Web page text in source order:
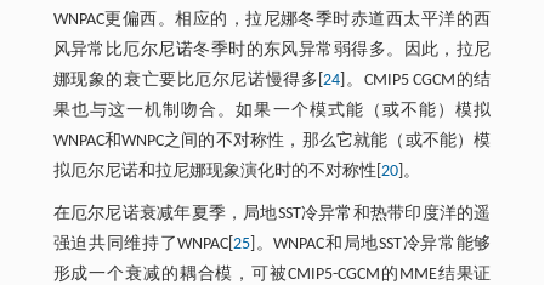
WNPAC更偏西。相应的，拉尼娜冬季时赤道西太平洋的西
风异常比厄尔尼诺冬季时的东风异常弱得多。因此，拉尼
娜现象的衰亡要比厄尔尼诺慢得多[24 ]。CMIP5 CGCM的结
果也与这一机制吻合。如果一个模式能（或不能）模拟
WNPAC和WNPC之间的不对称性，那么它就能（或不能）模
拟厄尔尼诺和拉尼娜现象演化时的不对称性[ 20]。
在厄尔尼诺衰减年夏季，局地SST冷异常和热带印度洋的遥
强迫共同维持了WNPAC[25 ]。WNPAC和局地SST冷异常能够
形成一个衰减的耦合模，可被CMIP5-CGCM的MME结果证